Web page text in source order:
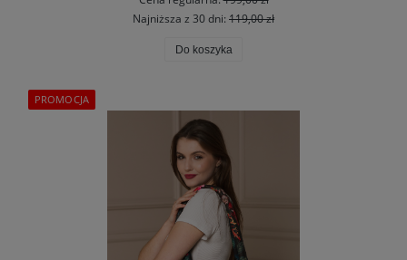
Najniższa z 30 dni: 119,00 zł
Do koszyka
PROMOCJA